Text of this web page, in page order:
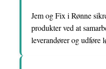
Jem og Fix i Rønne
produkter ved at
leverandører og udføre